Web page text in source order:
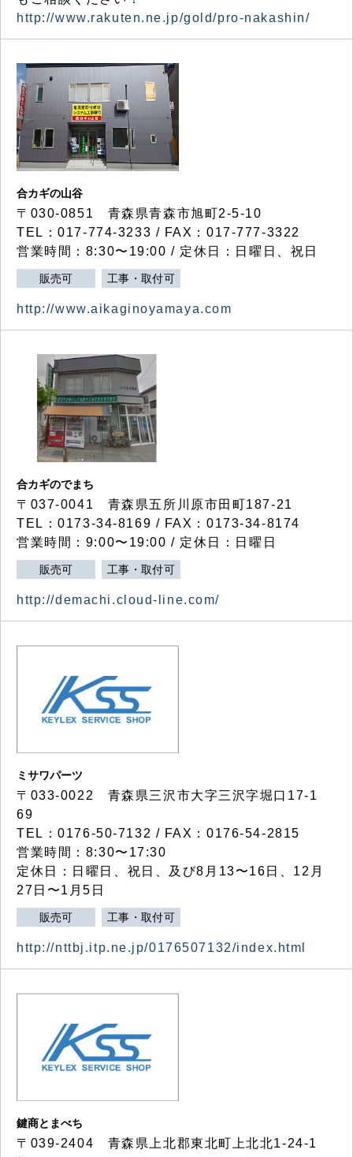
http://www.rakuten.ne.jp/gold/pro-nakashin/
合カギの山谷
〒030-0851 青森県青森市旭町2-5-10
TEL：017-774-3233 / FAX：017-777-3322
営業時間：8:30〜19:00 / 定休日：日曜日、祝日
販売可 工事・取付可
http://www.aikaginoyamaya.com
合カギのでまち
〒037-0041 青森県五所川原市田町187-21
TEL：0173-34-8169 / FAX：0173-34-8174
営業時間：9:00〜19:00 / 定休日：日曜日
販売可 工事・取付可
http://demachi.cloud-line.com/
ミサワパーツ
〒033-0022 青森県三沢市大字三沢字堀口17-1
69
TEL：0176-50-7132 / FAX：0176-54-2815
営業時間：8:30〜17:30
定休日：日曜日、祝日、及び8月13〜16日、12月
27日〜1月5日
販売可 工事・取付可
http://nttbj.itp.ne.jp/0176507132/index.html
鍵商とまべち
〒039-2404 青森県上北郡東北町上北北1-24-1